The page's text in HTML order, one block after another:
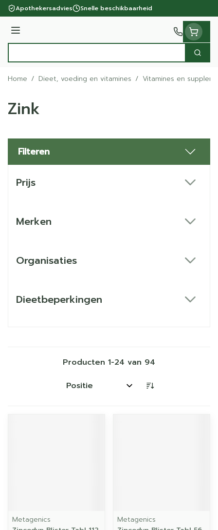
Ga naar de inhoud
Apothekersadvies Snelle beschikbaarheid
Menu
Zoek
Home / Dieet, voeding en vitamines / Vitamines en
Zink
Filteren
Prijs
Merken
Organisaties
Dieetbeperkingen
Producten 1-24 van 94
Sorteer op:
Metagenics
Metagenics